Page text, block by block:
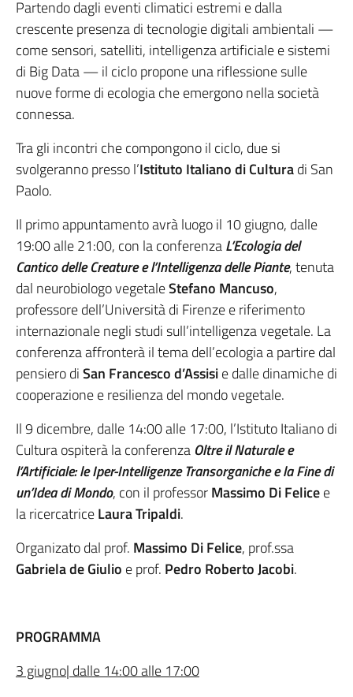
Partendo dagli eventi climatici estremi e dalla
crescente presenza di tecnologie digitali ambientali —
come sensori, satelliti, intelligenza artificiale e sistemi
di Big Data — il ciclo propone una riflessione sulle
nuove forme di ecologia che emergono nella società
connessa.
Tra gli incontri che compongono il ciclo, due si
svolgeranno presso l’Istituto Italiano di Culturadi San
Paolo.
Il primo appuntamento avrà luogo il 10 giugno, dalle
19:00 alle 21:00, con la conferenzaL’Ecologia del
Cantico delle Creature e l’Intelligenza delle Piante, tenuta
dal neurobiologo vegetaleStefano Mancuso,
professore dell’Università di Firenze e riferimento
internazionale negli studi sull’intelligenza vegetale. La
conferenza affronterà il tema dell’ecologia a partire dal
pensiero diSan Francesco d’Assisie dalle dinamiche di
cooperazione e resilienza del mondo vegetale.
Il 9 dicembre, dalle 14:00 alle 17:00, l’Istituto Italiano di
Cultura ospiterà la conferenza Oltre il Naturale e
l’Artificiale: le Iper-Intelligenze Transorganiche e la Fine di
un’Idea di Mondo, con il professorMassimo Di Felicee
la ricercatriceLaura Tripaldi.
Organizato dal prof. Massimo Di Felice, prof.ssa
Gabriela de Giulio e prof. Pedro Roberto Jacobi.
PROGRAMMA
3 giugno| dalle 14:00 alle 17:00